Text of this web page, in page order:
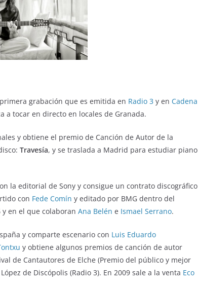
grabación que es emitida en Radio 3 y en Cadena
a tocar en directo en locales de Granada.
y obtiene el premio de Canción de Autor de la
Travesía, y se traslada a Madrid para estudiar piano
la editorial de Sony y consigue un contrato discográfico
con Fede Comín y editado por BMG dentro del
y en el que colaboran Ana Belén e Ismael Serrano.
y comparte escenario con Luis Eduardo
y obtiene algunos premios de canción de autor
de Cantautores de Elche (Premio del público y mejor
de Discópolis (Radio 3). En 2009 sale a la venta Eco